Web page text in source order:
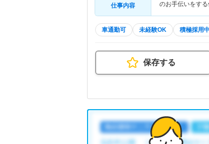
仕事内容
のお手伝いをす
車通勤可 未経験OK 積極採用中
保存する